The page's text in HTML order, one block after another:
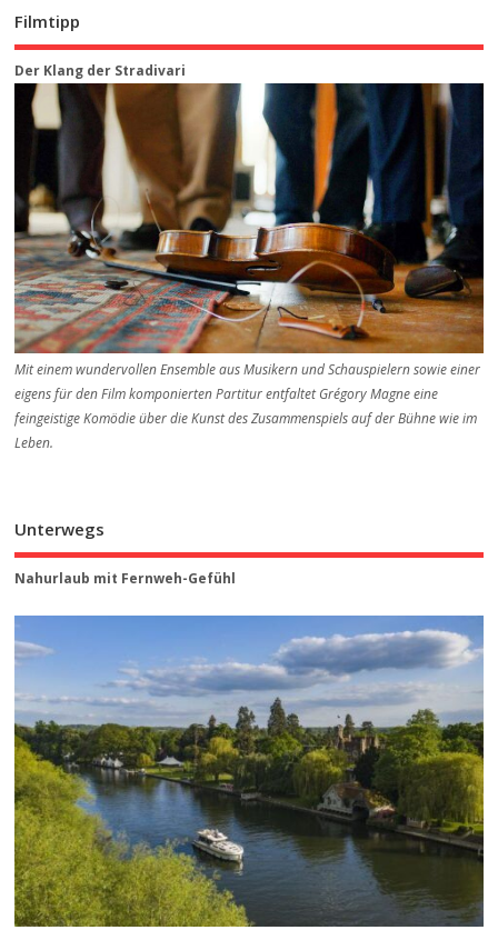
Filmtipp
Der Klang der Stradivari
Mit einem wundervollen Ensemble aus Musikern und Schauspielern sowie einer
eigens für den Film komponierten Partitur entfaltet Grégory Magne eine
feingeistige Komödie über die Kunst des Zusammenspiels auf der Bühne wie im
Leben.
Unterwegs
Nahurlaub mit Fernweh-Gefühl